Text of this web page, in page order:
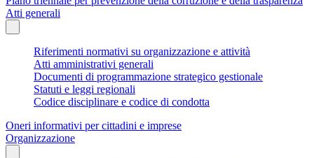
Atti generali
Riferimenti normativi su organizzazione e attività
Atti amministrativi generali
Documenti di programmazione strategico gestionale
Statuti e leggi regionali
Codice disciplinare e codice di condotta
Oneri informativi per cittadini e imprese
Organizzazione